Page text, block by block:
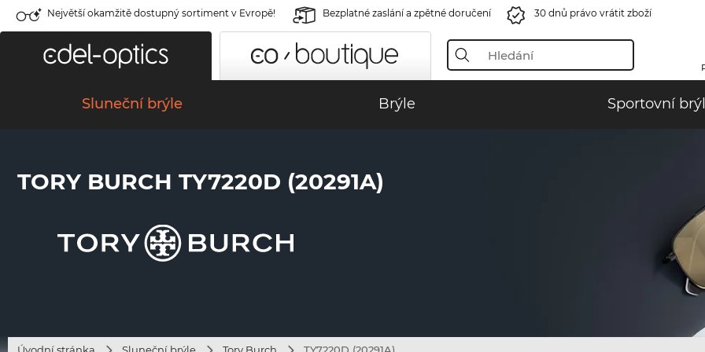
Největší okamžitě dostupný sortiment v Evropě! Bezplatné zaslání a zpětné doručení 30 dnů právo vrátit zboží
Sluneční brýle Brýle Sportovní
TORY BURCH TY7220D (20291A)